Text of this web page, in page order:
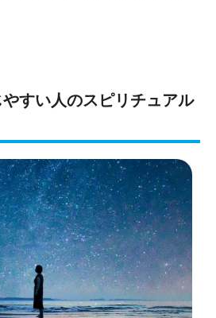
すい人のスピリチュアル